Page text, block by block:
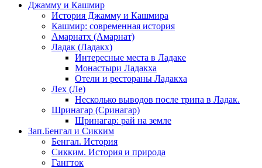
Джамму и Кашмир
История Джамму и Кашмира
Кашмир: современная история
Амарнатх (Амарнат)
Ладак (Ладакх)
Интересные места в Ладаке
Монастыри Ладакха
Отели и рестораны Ладакха
Лех (Ле)
Несколько выводов после трипа в Ладак.
Шринагар (Сринагар)
Шринагар: рай на земле
Зап.Бенгал и Сикким
Бенгал. История
Сикким. История и природа
Гангток